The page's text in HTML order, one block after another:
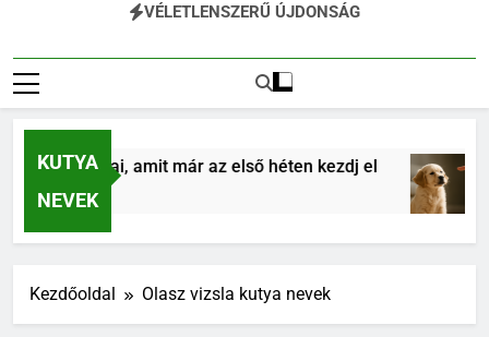
VÉLETLENSZERŰ ÚJDONSÁG
KUTYA
NEVEK
alapjai, amit már az első héten kezdj el
Kezdőoldal Olasz vizsla kutya nevek